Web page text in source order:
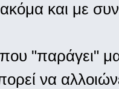
και με
"παράγει"
να